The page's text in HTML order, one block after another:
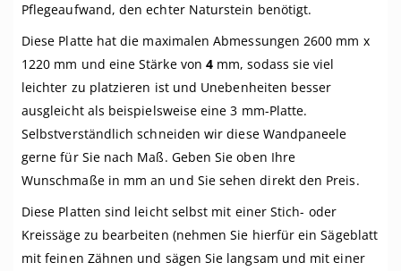
Pflegeaufwand, den echter Naturstein benötigt.
Diese Platte hat die maximalen Abmessungen 2600 mm x
1220 mm und eine Stärke von 4 mm, sodass sie viel
leichter zu platzieren ist und Unebenheiten besser
ausgleicht als beispielsweise eine 3 mm-Platte.
Selbstverständlich schneiden wir diese Wandpaneele
gerne für Sie nach Maß. Geben Sie oben Ihre
Wunschmaße in mm an und Sie sehen direkt den Preis.
Diese Platten sind leicht selbst mit einer Stich- oder
Kreissäge zu bearbeiten (nehmen Sie hierfür ein Sägeblatt
mit feinen Zähnen und sägen Sie langsam und mit einer